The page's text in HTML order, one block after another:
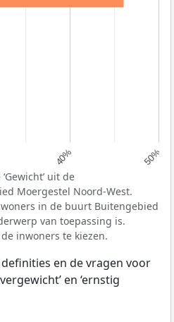
40% 50%
uit de
Moergestel Noord-West.
in de buurt Buitengebied
van toepassing is.
inwoners te kiezen.
en de vragen voor
en ‘ernstig